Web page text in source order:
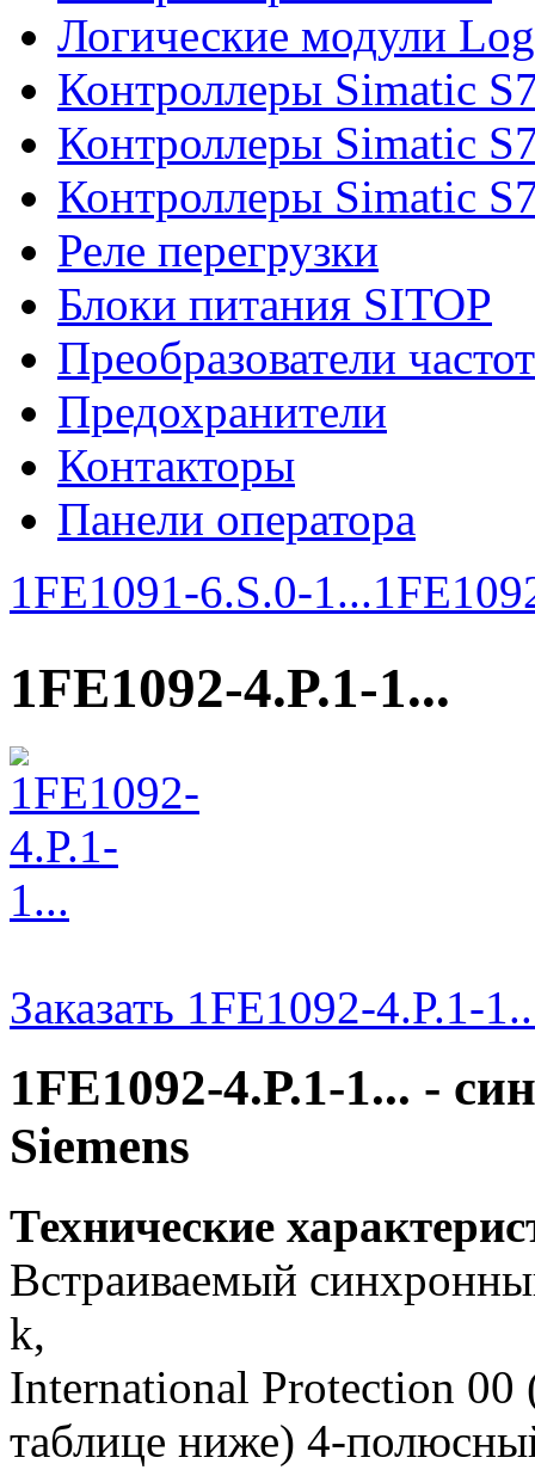
Логические модули
Контроллеры Simatic
Контроллеры Simatic
Контроллеры Simatic
Реле перегрузки
Блоки питания SITOP
Преобразователи
Предохранители
Контакторы
Панели оператора
1FE1091-6.S.0-1...
1FE1092-4.P.1-1...
Заказать 1FE1092-4.P.1-
1FE1092-4.P.1-1... -
Siemens
Технические
Встраиваемый
k,
International Protection 00
таблице ниже) 4-